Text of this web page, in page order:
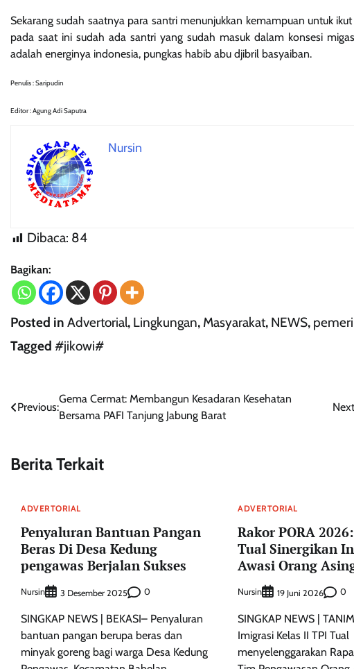
Sekarang sudah saatnya para santri menunjukkan kemampuan untuk
pada saat ini sudah ada santri yang sudah masuk dalam konsesi
adalah energinya indonesia, pungkas habib abu djibril basyaiban.
Penulis : Saripudin
Editor : Agung Adi Saputra
Nursin
Dibaca: 84
Bagikan:
Posted in Advertorial, Lingkungan, Masyarakat, NEWS,
Tagged #jikowi#
Navigasi
Previous:
Gema Cermat: Membangun Kesadaran Kesehatan
Bersama PAFI Tanjung Jabung Barat
Berita Terkait
ADVERTORIAL
Penyaluran Bantuan Pangan
Beras Di Desa Kedung
pengawas Berjalan Sukses
Nursin 3 Desember 2025 0
SINGKAP NEWS | BEKASI– Penyaluran
bantuan pangan berupa beras dan
minyak goreng bagi warga Desa Kedung
ADVERTORIAL
Rakor PORA
Tual Sinergikan
Awasi Orang
Nursin 19 Juni 2026 0
SINGKAP NEWS |
Imigrasi Kelas II TPI Tual
menyelenggarakan